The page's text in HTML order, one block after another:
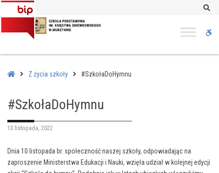
–
#SzkołaDoHymnu
HomeZ życia szkoły #SzkołaDoHymnu
#SzkołaDoHymnu
13 listopada, 2022
Dnia 10 listopada br. społeczność naszej szkoły, odpowiadając na
zaproszenie Ministerstwa Edukacji i Nauki, wzięła udział w kolejnej edycji